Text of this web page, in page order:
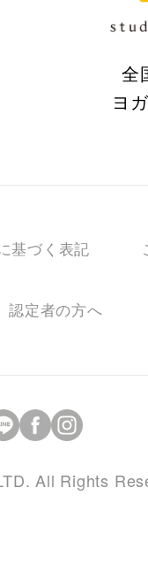
全
ヨ
基づく表記
認定者の方へ
All Rights